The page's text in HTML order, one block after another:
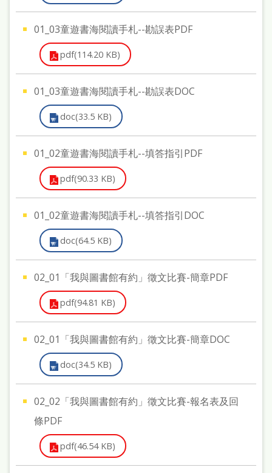
宣
告
作
權
權
處
法
我
01_03童遊書海閱讀手札--勘誤表PDF
pdf(114.20 KB)
01_03童遊書海閱讀手札--勘誤表DOC
doc(33.5 KB)
01_02童遊書海閱讀手札--填答指引PDF
pdf(90.33 KB)
01_02童遊書海閱讀手札--填答指引DOC
doc(64.5 KB)
02_01「我與圖書館有約」徵文比賽-簡章PDF
pdf(94.81 KB)
02_01「我與圖書館有約」徵文比賽-簡章DOC
doc(34.5 KB)
02_02「我與圖書館有約」徵文比賽-報名表及回
條PDF
pdf(46.54 KB)